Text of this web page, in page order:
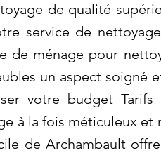
de qualité
service de
de ménage pour
un aspect soigné
votre budget
à la fois méticuleux
de Archambault